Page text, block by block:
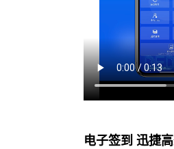
电子签到 迅捷